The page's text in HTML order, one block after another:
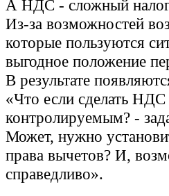
А НДС - сложный
Из-за возможностей
которые пользуются
выгодное положение
В результате
«Что если сделать
контролируемым? -
Может, нужно
права вычетов? И,
справедливо».